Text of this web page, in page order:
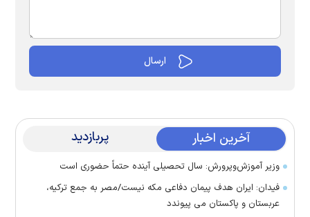
آخرین اخبار پربازدید
وزیر آموزش‌وپرورش: سال تحصیلی آینده حتماً حضوری است
فیدان: ایران هدف پیمان دفاعی مکه نیست/مصر به جمع ترکیه،
عربستان و پاکستان می پیوندد